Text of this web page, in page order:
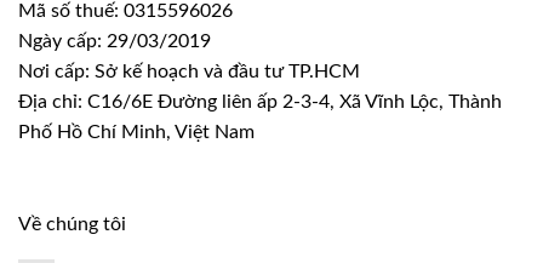
Mã số thuế: 0315596026
Ngày cấp: 29/03/2019
Nơi cấp: Sở kế hoạch và đầu tư TP.HCM
Địa chỉ: C16/6E Đường liên ấp 2-3-4, Xã Vĩnh Lộc, Thành
Phố Hồ Chí Minh, Việt Nam
Về chúng tôi